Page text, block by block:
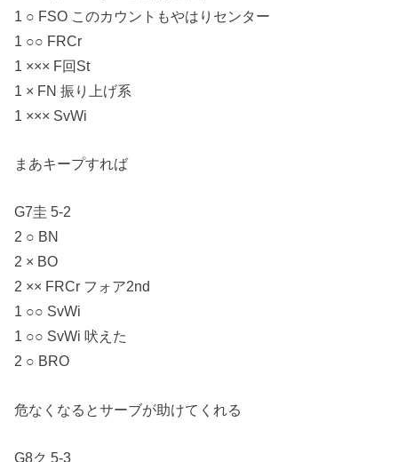
1 ○ FSO このカウントもやはりセンター
1 ○○ FRCr
1 ××× F回St
1 × FN 振り上げ系
1 ××× SvWi
まあキープすれば
G7圭 5-2
2 ○ BN
2 × BO
2 ×× FRCr フォア2nd
1 ○○ SvWi
1 ○○ SvWi 吠えた
2 ○ BRO
危なくなるとサーブが助けてくれる
G8ク 5-3